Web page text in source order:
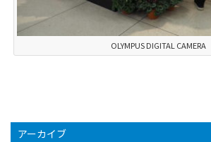
OLYMPUS DIGITAL CAMERA
アーカイブ